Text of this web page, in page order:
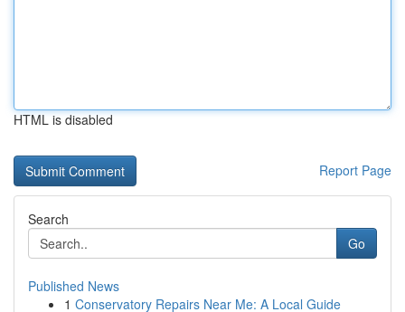
HTML is disabled
Report Page
Search
Go
Published News
1 Conservatory Repairs Near Me: A Local Guide